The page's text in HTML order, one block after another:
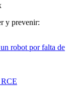
y prevenir:
robot por falta de